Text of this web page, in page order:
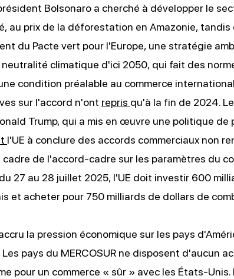
Bolsonaro a cherché à développer le
au prix de la déforestation en Amazonie, tandis
du Pacte vert pour l'Europe, une stratégie
climatique d'ici 2050, qui fait des
condition préalable au commerce
sur l'accord n'ont repris qu'à la fin de 2024.
Trump, qui a mis en œuvre une politique de
l'UE à conclure des accords commerciaux non
cadre de l'accord-cadre sur les paramètres du
27 au 28 juillet 2025, l'UE doit investir 600
et acheter pour 750 milliards de dollars de
la pression économique sur les pays
pays du MERCOSUR ne disposent d'aucun
pour un commerce « sûr » avec les États-Unis.